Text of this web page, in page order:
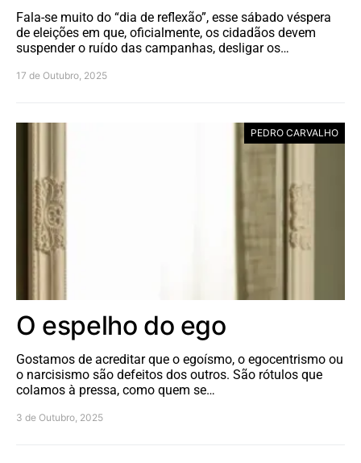
Fala-se muito do “dia de reflexão”, esse sábado véspera
de eleições em que, oficialmente, os cidadãos devem
suspender o ruído das campanhas, desligar os…
17 de Outubro, 2025
PEDRO CARVALHO
O espelho do ego
Gostamos de acreditar que o egoísmo, o egocentrismo ou
o narcisismo são defeitos dos outros. São rótulos que
colamos à pressa, como quem se…
3 de Outubro, 2025